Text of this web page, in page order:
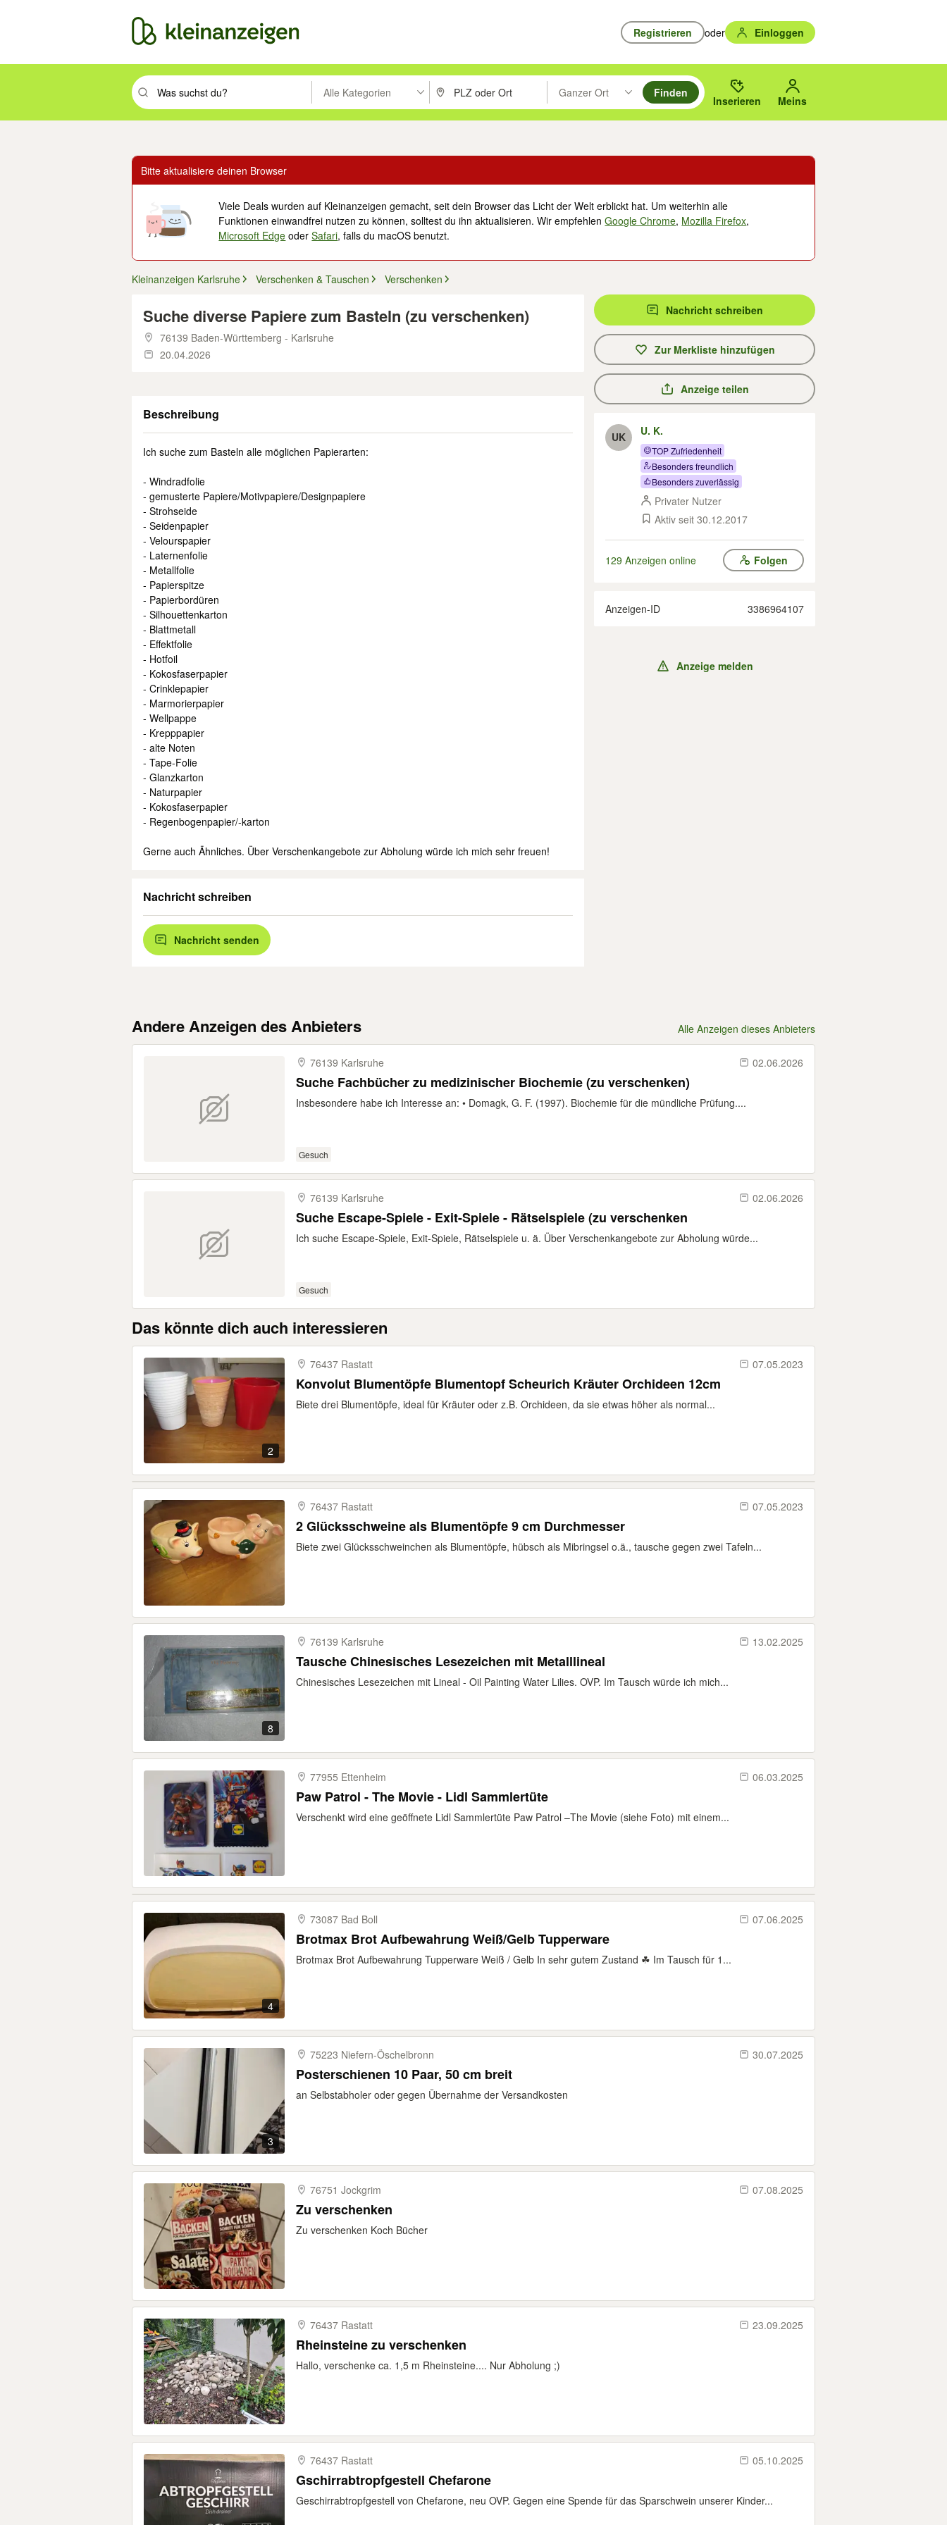
Registrieren oder Einloggen
Suchbegriff eingeben. Eingabetaste drücken um zu suchen, oder Vorschläge mit den Pfeiltasten nach oben/unten durchsuchen und mit Eingabetaste auswählen.
Alle Kategorien PLZ oder Ort eingeben. Eingabetaste drücken um zu suchen, oder Vorschläge mit den Pfeiltasten nach oben/
Ganzer Ort
Suche im Umkreis des gewählten Orts oder PLZ.
Finden
Inserieren Meins
Bitte aktualisiere deinen Browser
Viele Deals wurden auf Kleinanzeigen gemacht, seit dein Browser das Licht der Welt erblickt hat. Um weiterhin alle
Funktionen einwandfrei nutzen zu können, solltest du ihn aktualisieren. Wir empfehlenGoogle Chrome, Mozilla Firefox,
Microsoft Edge oderSafari, falls du macOS benutzt.
Kleinanzeigen Karlsruhe Verschenken & Tauschen Verschenken
Suche diverse Papiere zum Basteln (zu verschenken)
76139 Baden-Württemberg - Karlsruhe
20.04.2026
Beschreibung
Ich suche zum Basteln alle möglichen Papierarten:
- Windradfolie
- gemusterte Papiere/Motivpapiere/Designpapiere
- Strohseide
- Seidenpapier
- Velourspapier
- Laternenfolie
- Metallfolie
- Papierspitze
- Papierbordüren
- Silhouettenkarton
- Blattmetall
- Effektfolie
- Hotfoil
- Kokosfaserpapier
- Crinklepapier
- Marmorierpapier
- Wellpappe
- Krepppapier
- alte Noten
- Tape-Folie
- Glanzkarton
- Naturpapier
- Kokosfaserpapier
- Regenbogenpapier/-karton
Gerne auch Ähnliches. Über Verschenkangebote zur Abholung würde ich mich sehr freuen!
Nachricht schreiben
Nachricht senden
Nachricht schreiben
Zur Merkliste hinzufügen
Anzeige teilen
UK U. K.
TOP Zufriedenheit
Besonders freundlich
Besonders zuverlässig
Privater Nutzer
Aktiv seit 30.12.2017
129 Anzeigen online Folgen
Anzeigen-ID 3386964107
Anzeige melden
Andere Anzeigen des Anbieters Alle Anzeigen dieses Anbieters
76139 Karlsruhe 02.06.2026
Suche Fachbücher zu medizinischer Biochemie (zu verschenken)
Insbesondere habe ich Interesse an: • Domagk, G. F. (1997). Biochemie für die mündliche Prüfung....
Gesuch
76139 Karlsruhe 02.06.2026
Suche Escape-Spiele - Exit-Spiele - Rätselspiele (zu verschenken
Ich suche Escape-Spiele, Exit-Spiele, Rätselspiele u. ä. Über Verschenkangebote zur Abholung würde...
Gesuch
Das könnte dich auch interessieren
2
76437 Rastatt 07.05.2023
Konvolut Blumentöpfe Blumentopf Scheurich Kräuter Orchideen 12cm
Biete drei Blumentöpfe, ideal für Kräuter oder z.B. Orchideen, da sie etwas höher als normal...
76437 Rastatt 07.05.2023
2 Glücksschweine als Blumentöpfe 9 cm Durchmesser
Biete zwei Glücksschweinchen als Blumentöpfe, hübsch als Mibringsel o.ä., tausche gegen zwei Tafeln...
8
76139 Karlsruhe 13.02.2025
Tausche Chinesisches Lesezeichen mit Metalllineal
Chinesisches Lesezeichen mit Lineal - Oil Painting Water Lilies. OVP. Im Tausch würde ich mich...
77955 Ettenheim 06.03.2025
Paw Patrol - The Movie - Lidl Sammlertüte
Verschenkt wird eine geöffnete Lidl Sammlertüte Paw Patrol –The Movie (siehe Foto) mit einem...
4
73087 Bad Boll 07.06.2025
Brotmax Brot Aufbewahrung Weiß/Gelb Tupperware
Brotmax Brot Aufbewahrung Tupperware Weiß / Gelb In sehr gutem Zustand ☘ Im Tausch für 1...
3
75223 Niefern-​Öschelbronn 30.07.2025
Posterschienen 10 Paar, 50 cm breit
an Selbstabholer oder gegen Übernahme der Versandkosten
76751 Jockgrim 07.08.2025
Zu verschenken
Zu verschenken Koch Bücher
76437 Rastatt 23.09.2025
Rheinsteine zu verschenken
Hallo, verschenke ca. 1,5 m Rheinsteine.... Nur Abholung ;)
76437 Rastatt 05.10.2025
Gschirrabtropfgestell Chefarone
Geschirrabtropfgestell von Chefarone, neu OVP. Gegen eine Spende für das Sparschwein unserer Kinder...